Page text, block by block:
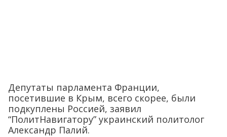
Депутаты парламента Франции,
посетившие в Крым, всего скорее, были
подкуплены Россией, заявил
“ПолитНавигатору” украинский политолог
Александр Палий.